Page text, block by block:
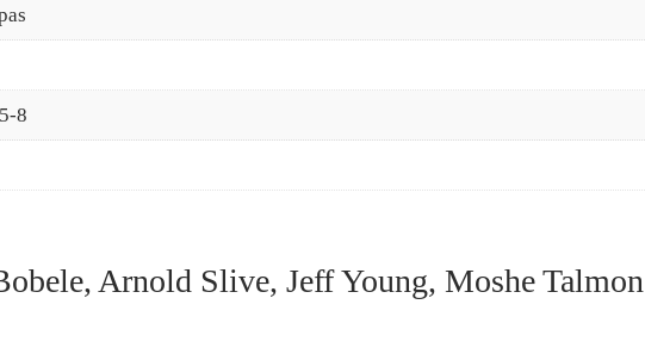
8
Arnold Slive, Jeff Young, Moshe Talmon